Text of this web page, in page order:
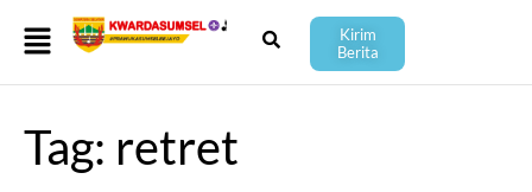
Kirim
Berita
Tag: retret